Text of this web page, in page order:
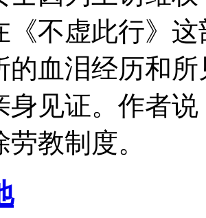
《不虚此行》
的血泪经历和
身见证。作者
教制度。